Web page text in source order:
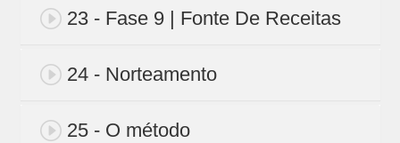
23 - Fase 9 | Fonte De Receitas
24 - Norteamento
25 - O método